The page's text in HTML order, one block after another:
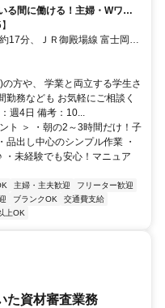
る間に働ける！主婦・Wワー
17分、ＪＲ御殿場線 富士岡徒
口徒歩約55分
方や、 学業と両立する学生さ
勤務なども お気軽にご相談く
週4日 備考：10...
ト ＞ ・朝の2～3時間だけ！子
出し中心のシンプル作業 ・
・未経験でも安心！マニュア
主婦・主夫歓迎
フリーター歓迎
ブランクOK
交通費支給
上OK
た資材審査業務